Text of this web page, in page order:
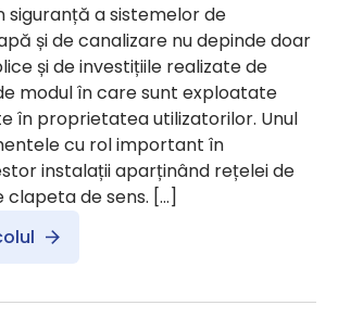
siguranță a sistemelor de
și de canalizare nu depinde doar
și de investițiile realizate de
modul în care sunt exploatate
în proprietatea utilizatorilor. Unul
cu rol important în
instalații aparținând rețelei de
clapeta de sens. […]